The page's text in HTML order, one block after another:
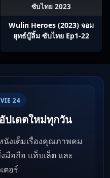
ซับไทย 2023
Wulin Heroes (2023) จอม
ยุทธ์บู๊ลิ้ม ซับไทย Ep1-22
24
ปเดตใหม่ทุกวัน
งเต็มเรื่องคุณภาพคม
มือถือ แท็บเล็ต และ
ตอร์